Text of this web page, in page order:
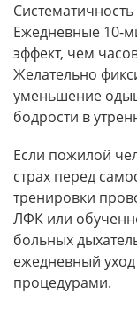
Ежедневные 10-
эффект, чем
Желательно
уменьшение
бодрости в
Если пожилой
страх перед
тренировки
ЛФК или
больных
ежедневный
процедурами.